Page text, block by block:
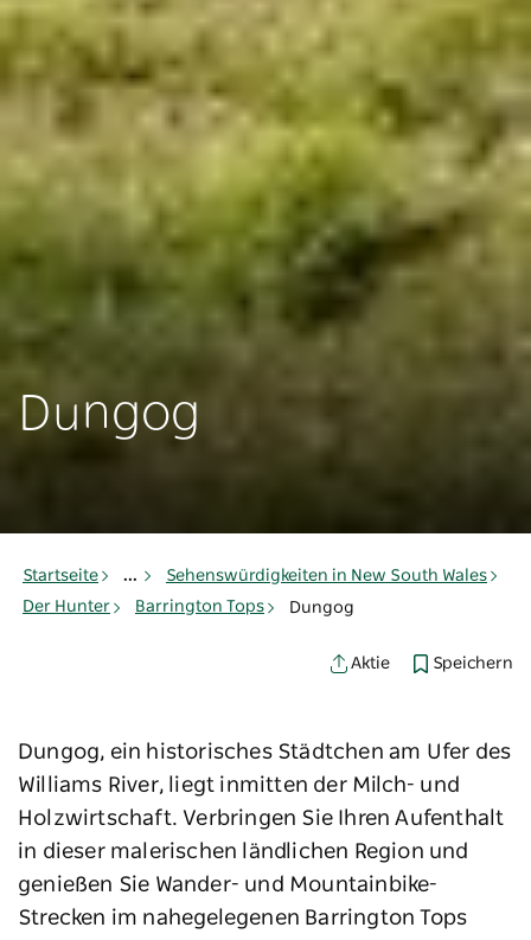
Dungog
Startseite ...
Sehenswürdigkeiten in New South Wales
Der Hunter
Barrington Tops Dungog
Aktie Speichern
Dungog, ein historisches Städtchen am Ufer des
Williams River, liegt inmitten der Milch- und
Holzwirtschaft. Verbringen Sie Ihren Aufenthalt
in dieser malerischen ländlichen Region und
genießen Sie Wander- und Mountainbike-
Strecken im nahegelegenen Barrington Tops